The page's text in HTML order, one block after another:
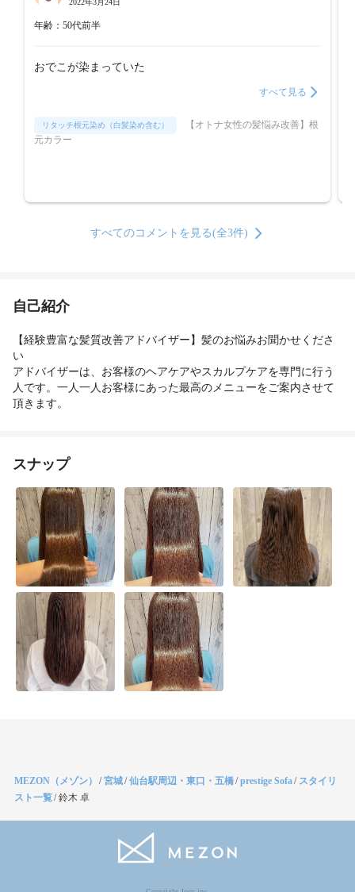
2022年3月24日
年齢：50代前半
おでこが染まっていた
すべて見る
リタッチ根元染め（白髪染め含む）
元カラー
すべてのコメントを見る(全3件)
自己紹介
【経験豊富な髪質改善アドバイザー】髪のお悩みお聞かせくださ
い
アドバイザーは、お客様のヘアケアやスカルプケアを専門に行う
人です。一人一人お客様にあった最高のメニューをご案内させて
頂きます。
スナップ
MEZON（メゾン） /宮城/仙台駅周辺・東口・五橋/prestige Sofa/ スタイリ
スト一覧/鈴木 卓